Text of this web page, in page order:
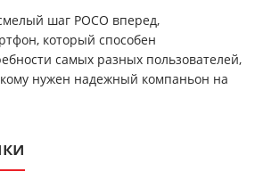
шаг POCO вперед,
который способен
самых разных пользователей,
кому нужен надежный компаньон на